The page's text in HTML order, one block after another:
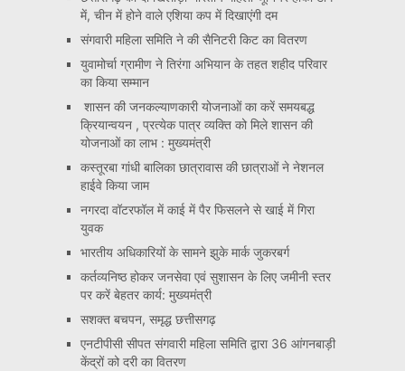
में, चीन में होने वाले एशिया कप में दिखाएंगी दम
संगवारी महिला समिति ने की सैनिटरी किट का वितरण
युवामोर्चा ग्रामीण ने तिरंगा अभियान के तहत शहीद परिवार
का किया सम्मान
शासन की जनकल्याणकारी योजनाओं का करें समयबद्ध
क्रियान्वयन , प्रत्येक पात्र व्यक्ति को मिले शासन की
योजनाओं का लाभ : मुख्यमंत्री
कस्तूरबा गांधी बालिका छात्रावास की छात्राओं ने नेशनल
हाईवे किया जाम
नगरदा वॉटरफॉल में काई में पैर फिसलने से खाई में गिरा
युवक
भारतीय अधिकारियों के सामने झुके मार्क जुकरबर्ग
कर्तव्यनिष्ठ होकर जनसेवा एवं सुशासन के लिए जमीनी स्तर
पर करें बेहतर कार्य: मुख्यमंत्री
सशक्त बचपन, समृद्ध छत्तीसगढ़
एनटीपीसी सीपत संगवारी महिला समिति द्वारा 36 आंगनबाड़ी
केंद्रों को दरी का वितरण